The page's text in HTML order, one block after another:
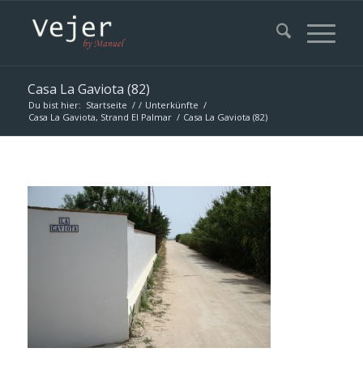
Casa La Gaviota (82)
Du bist hier: Startseite / / Unterkünfte /
Casa La Gaviota, Strand El Palmar / Casa La Gaviota (82)